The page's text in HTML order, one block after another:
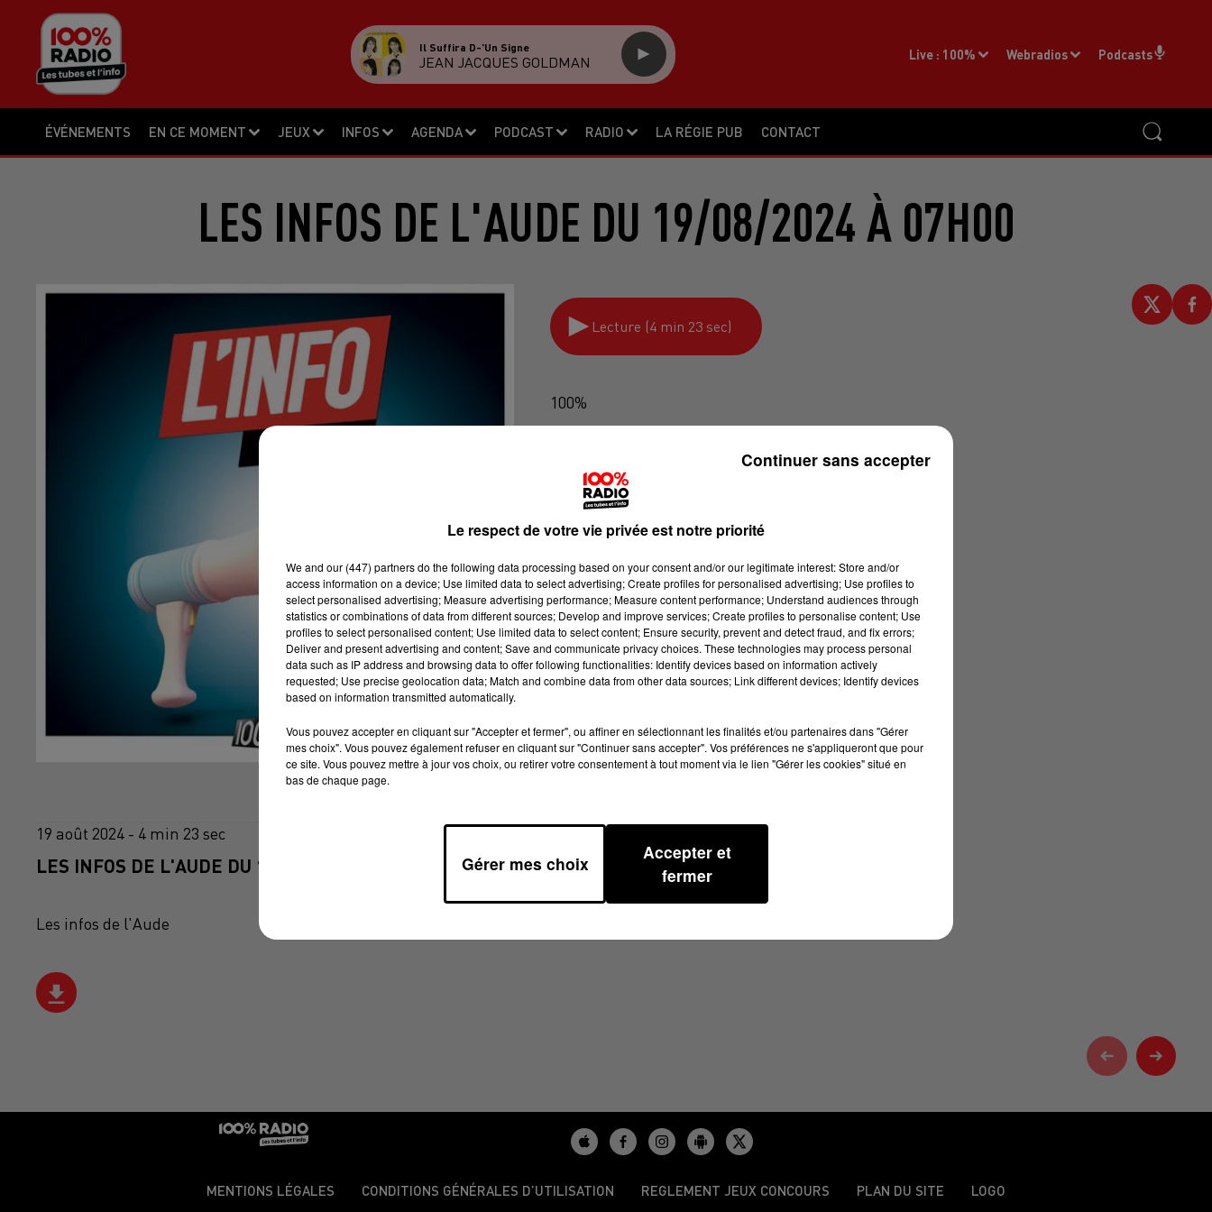
ÉVÉNEMENTS EN CE MOMENT JEUX INFOS AGENDA PODCAST RADIO LA RÉGIE PUB CONTACT
Live : 100% Webradios Podcasts
Il Suffira D-'un Signe
JEAN JACQUES GOLDMAN
LES INFOS DE L'AUDE DU 19/08/2024 À 07H00
Lecture (4 min 23 sec)
100%
19 août 2024 - 4 min 23 sec
LES INFOS DE L'AUDE DU 19/08/2024 À 07H00
Les infos de l'Aude
MENTIONS LÉGALES CONDITIONS GÉNÉRALES D’UTILISATION REGLEMENT JEUX CONCOURS PLAN DU SITE LOGO
Le respect de votre vie privée est notre priorité
We and our (447) partnersdo the following data processing based on your consent and/or our legitimate interest: Store and/or
access information on a device; Use limited data to select advertising; Create profiles for personalised advertising; Use profiles to
select personalised advertising; Measure advertising performance; Measure content performance; Understand audiences through
statistics or combinations of data from different sources; Develop and improve services; Create profiles to personalise content; Use
profiles to select personalised content; Use limited data to select content; Ensure security, prevent and detect fraud, and fix errors;
Deliver and present advertising and content; Save and communicate privacy choices. These technologies may process personal
data such as IP address and browsing data to offer following functionalities: Identify devices based on information actively
requested; Use precise geolocation data; Match and combine data from other data sources; Link different devices; Identify devices
based on information transmitted automatically.
Vous pouvez accepter en cliquant sur "Accepter et fermer", ou affiner en sélectionnant les finalités et/ou partenaires dans "Gérer
mes choix". Vous pouvez également refuser en cliquant sur "Continuer sans accepter". Vos préférences ne s'appliqueront que pour
ce site. Vous pouvez mettre à jour vos choix, ou retirer votre consentement à tout moment via le lien "Gérer les cookies" situé en
bas de chaque page.
Gérer mes choix
Accepter et
fermer
Continuer sans accepter